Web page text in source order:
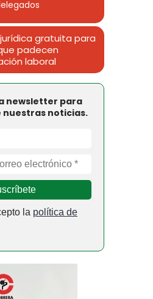
gratuita para
padecen
laboral
newsletter para
nuestras noticias.
la política de